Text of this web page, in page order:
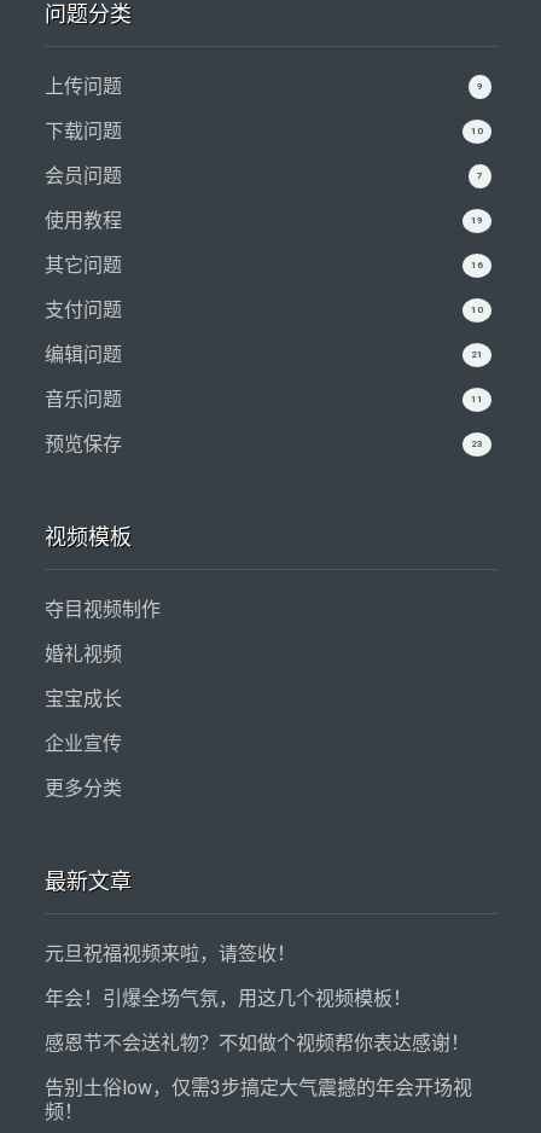
问题分类
9
上传问题
10
下载问题
7
会员问题
19
使用教程
16
其它问题
10
支付问题
21
编辑问题
11
音乐问题
23
预览保存
视频模板
夺目视频制作
婚礼视频
宝宝成长
企业宣传
更多分类
最新文章
元旦祝福视频来啦，请签收！
年会！引爆全场气氛，用这几个视频模板！
感恩节不会送礼物？不如做个视频帮你表达感谢！
告别土俗low，仅需3步搞定大气震撼的年会开场视
频！